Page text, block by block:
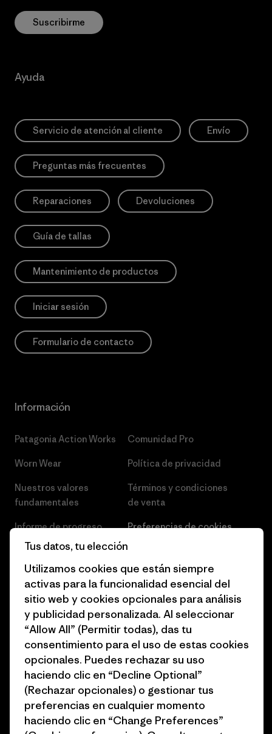
Suscribirme
Ayuda
Servicio de atención al cliente Envío
Preguntas más frecuentes
Reparaciones Devoluciones
Guía de tallas
Mantenimiento de productos
Iniciar sesión
Formulario de contacto
Información
Patagonia Action Works
Worn Wear
Nuestros valores
fundamentales
Informe de progreso
Business Unusual
Objetivos climáticos
1% for the Planet
Cómo financiamos
Tarjetas regalo
Encuentra una tienda
Comunidad Pro
Política de privacidad
Términos y condiciones
de venta
Preferencias de cookies
Empleo
Prensa
Programa para profesionales
del sector
Programa de afiliados
Mapa del sitio Patagonia
España
Tus datos, tu elección
Utilizamos cookies que están siempre
activas para la funcionalidad esencial del
sitio web y cookies opcionales para análisis
y publicidad personalizada. Al seleccionar
“Allow All” (Permitir todas), das tu
consentimiento para el uso de estas cookies
opcionales. Puedes rechazar su uso
haciendo clic en “Decline Optional”
(Rechazar opcionales) o gestionar tus
preferencias en cualquier momento
haciendo clic en “Change Preferences”